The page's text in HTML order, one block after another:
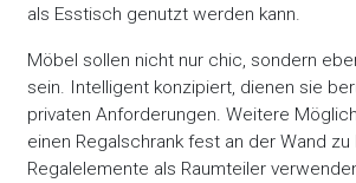
als Esstisch genutzt werden kann.
Möbel sollen nicht nur chic, sondern
sein. Intelligent konzipiert, dienen sie
privaten Anforderungen. Weitere
einen Regalschrank fest an der Wand
Regalelemente als Raumteiler